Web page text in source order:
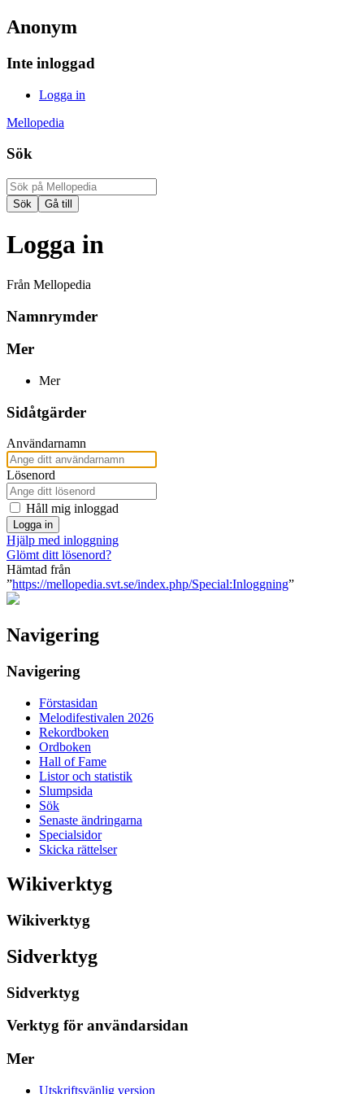
Anonym
Inte inloggad
Logga in
Mellopedia
Sök
Logga in
Från Mellopedia
Namnrymder
Mer
Mer
Sidåtgärder
Användarnamn
Lösenord
Håll mig inloggad
Logga in
Hjälp med inloggning
Glömt ditt lösenord?
Hämtad från
”https://mellopedia.svt.se/index.php/Special:Inloggning”
Navigering
Navigering
Förstasidan
Melodifestivalen 2026
Rekordboken
Ordboken
Hall of Fame
Listor och statistik
Slumpsida
Sök
Senaste ändringarna
Specialsidor
Skicka rättelser
Wikiverktyg
Wikiverktyg
Sidverktyg
Sidverktyg
Verktyg för användarsidan
Mer
Utskriftsvänlig version